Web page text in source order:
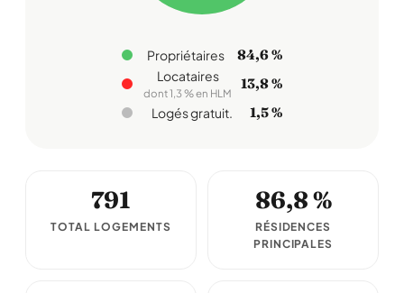
Propriétaires 84,6 %
Locataires
dont 1,3 % en HLM
13,8 %
Logés gratuit. 1,5 %
791
TOTAL LOGEMENTS
86,8 %
RÉSIDENCES
PRINCIPALES